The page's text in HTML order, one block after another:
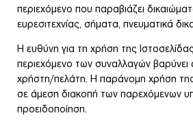
περιεχόμενο που παραβιάζει
ευρεσιτεχνίας, σήματα, πνευματικά
Η ευθύνη για τη χρήση της
περιεχόμενο των συναλλαγών βαρύνει
χρήστη/πελάτη. Η παράνομη χρήση της
σε άμεση διακοπή των παρεχόμενων
προειδοποίηση.